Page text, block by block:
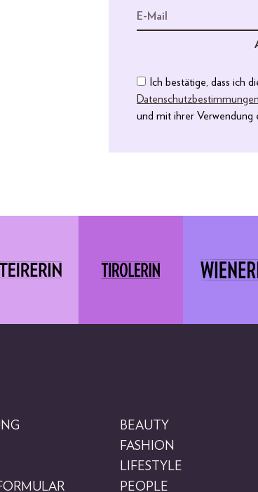
Ich bestätige, dass ich
Datenschutzbestimmungen
und mit ihrer Verwendung
BEAUTY
FASHION
LIFESTYLE
PEOPLE